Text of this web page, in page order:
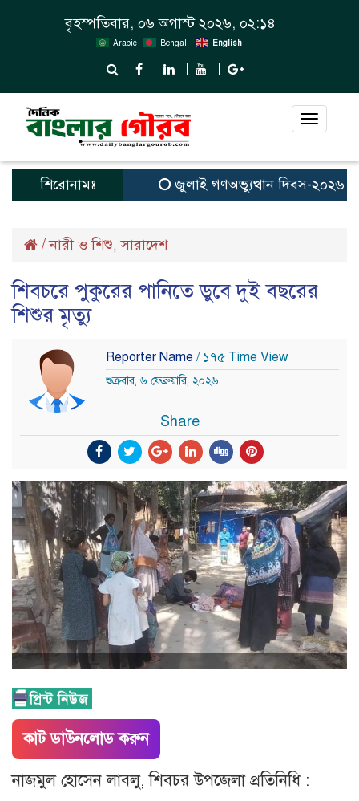
বৃহস্পতিবার, ০৬ অগাস্ট ২০২৬, ০২:১৪
Arabic Bengali English
Toggle
শিরোনামঃ জুলাই গণঅভ্যুত্থান দিবস-২০২৬
/নারী ও শিশু,সারাদেশ
শিবচরে পুকুরের পানিতে ডুবে দুই বছরের
শিশুর মৃত্যু
Reporter Name / ১৭৫ Time View
শুক্রবার, ৬ ফেব্রুয়ারি, ২০২৬
Share
কাট ডাউনলোড করুন
নাজমুল হোসেন লাবলু, শিবচর উপজেলা প্রতিনিধি :